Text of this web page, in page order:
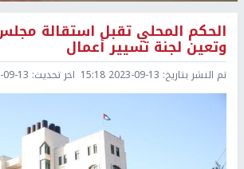
الحكم المحلي تقبل استقالة
وتعين لجنة تسيير أعمال
تم النشر بتاريخ: 2023-09-13 15:18 اخر تحديث: 15:18